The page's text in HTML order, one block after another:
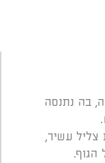
בה נתנסה
צליל עשיר,
הגוף.